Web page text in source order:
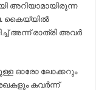
അറിയാമായിരുന്ന
കൈയ്യില്‍
അന്ന് രാത്രി അവര്‍
ഓരോ ലോക്കറും
കവര്‍ന്ന്